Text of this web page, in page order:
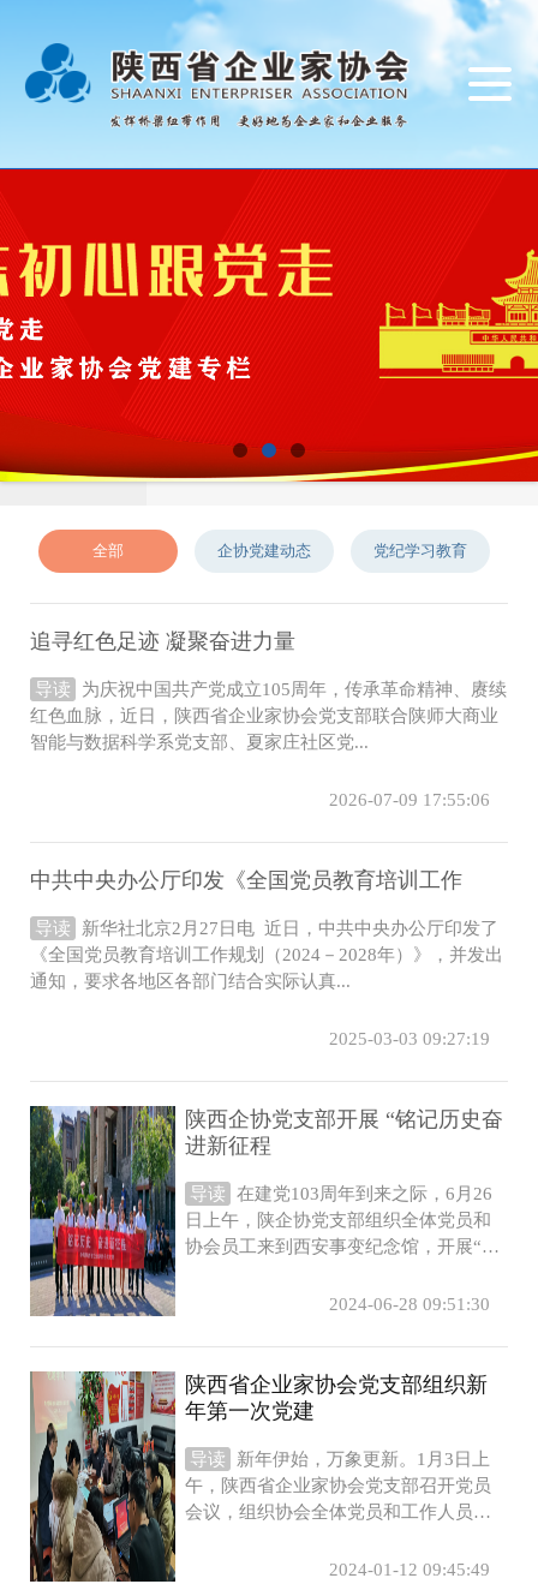
导
航
全部 企协党建动态 党纪学习教育
追寻红色足迹 凝聚奋进力量
导读
为庆祝中国共产党成立105周年，传承革命精神、赓续
红色血脉，近日，陕西省企业家协会党支部联合陕师大商业
智能与数据科学系党支部、夏家庄社区党...
2026-07-09 17:55:06
中共中央办公厅印发《全国党员教育培训工作
导读
新华社北京2月27日电 近日，中共中央办公厅印发了
《全国党员教育培训工作规划（2024－2028年）》，并发出
通知，要求各地区各部门结合实际认真...
2025-03-03 09:27:19
陕西企协党支部开展 “铭记历史奋
进新征程
导读
在建党103周年到来之际，6月26
日上午，陕企协党支部组织全体党员和
协会员工来到西安事变纪念馆，开展“铭
2024-06-28 09:51:30
陕西省企业家协会党支部组织新
年第一次党建
导读
新年伊始，万象更新。1月3日上
午，陕西省企业家协会党支部召开党员
会议，组织协会全体党员和工作人员进
2024-01-12 09:45:49